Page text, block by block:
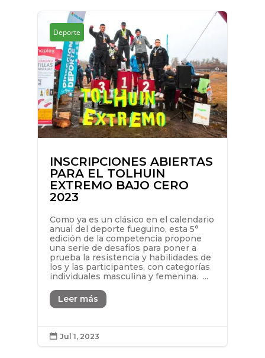
Deporte
INSCRIPCIONES ABIERTAS
PARA EL TOLHUIN
EXTREMO BAJO CERO
2023
Como ya es un clásico en el calendario
anual del deporte fueguino, esta 5°
edición de la competencia propone
una serie de desafíos para poner a
prueba la resistencia y habilidades de
los y las participantes, con categorías
individuales masculina y femenina. ...
Leer más
 Jul 1, 2023